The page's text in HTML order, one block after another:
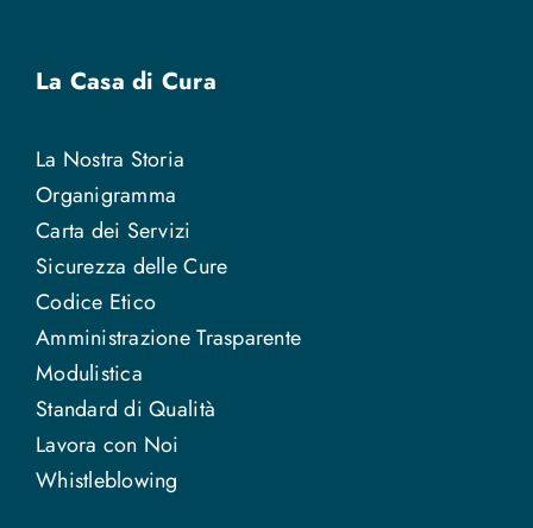
La Casa di Cura
La Nostra Storia
Organigramma
Carta dei Servizi
Sicurezza delle Cure
Codice Etico
Amministrazione Trasparente
Modulistica
Standard di Qualità
Lavora con Noi
Whistleblowing